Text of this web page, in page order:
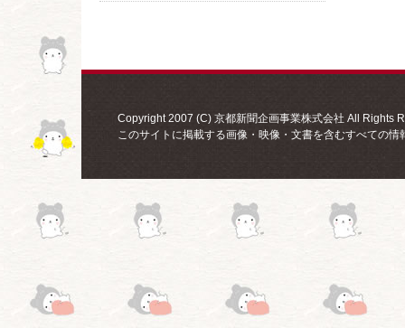
Copyright 2007 (C) 京都新聞企画事業株式会社 All Rights
このサイトに掲載する画像・映像・文書を含むすべての